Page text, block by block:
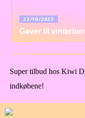
23/10/2022
Gaver til
Super tilbud hos Kiwi
indkøbene!